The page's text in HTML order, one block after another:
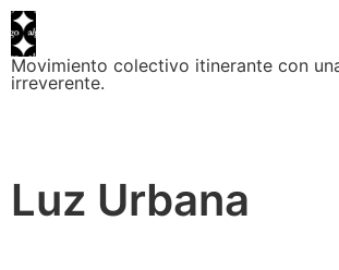
Movimiento colectivo itinerante con
irreverente.
Luz Urbana